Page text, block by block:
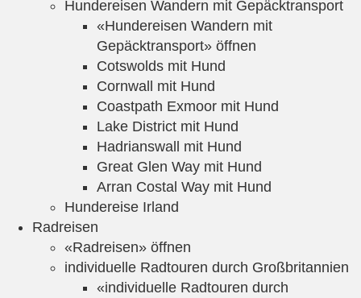
Hundereisen Wandern mit Gepäcktransport
«Hundereisen Wandern mit
Gepäcktransport» öffnen
Cotswolds mit Hund
Cornwall mit Hund
Coastpath Exmoor mit Hund
Lake District mit Hund
Hadrianswall mit Hund
Great Glen Way mit Hund
Arran Costal Way mit Hund
Hundereise Irland
Radreisen
«Radreisen» öffnen
individuelle Radtouren durch Großbritannien
«individuelle Radtouren durch